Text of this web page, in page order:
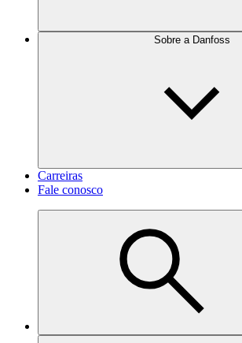
Sobre a Danfoss
Carreiras
Fale conosco